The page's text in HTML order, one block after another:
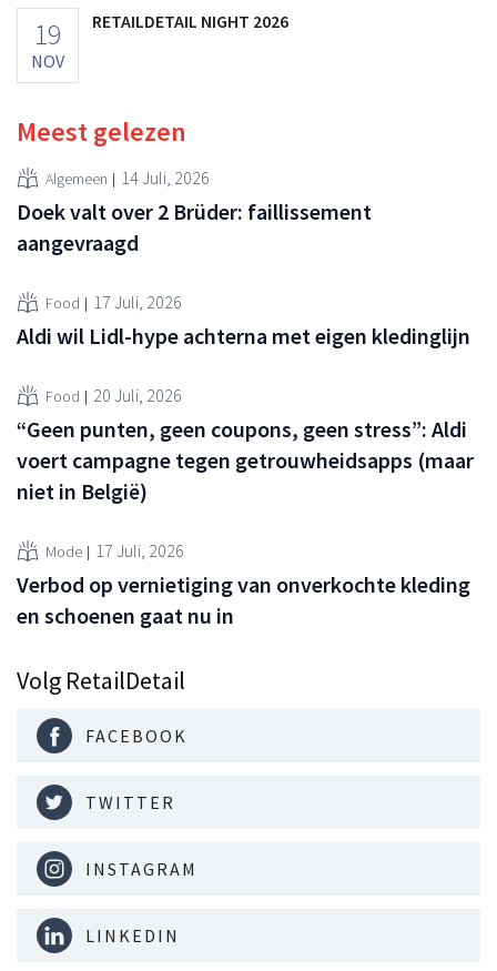
19
NOV
RETAILDETAIL NIGHT 2026
Meest gelezen
Algemeen 14 Juli, 2026
Doek valt over 2 Brüder: faillissement
aangevraagd
Food 17 Juli, 2026
Aldi wil Lidl-hype achterna met eigen kledinglijn
Food 20 Juli, 2026
“Geen punten, geen coupons, geen stress”: Aldi
voert campagne tegen getrouwheidsapps (maar
niet in België)
Mode 17 Juli, 2026
Verbod op vernietiging van onverkochte kleding
en schoenen gaat nu in
Volg RetailDetail
FACEBOOK
TWITTER
INSTAGRAM
LINKEDIN